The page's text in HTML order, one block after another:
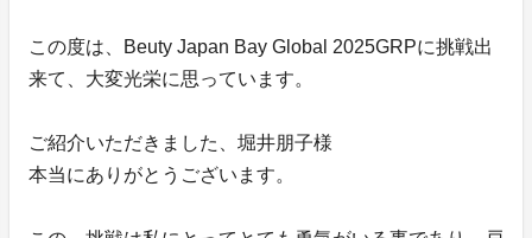
この度は、Beuty Japan Bay Global 2025GRPに挑戦出
来て、大変光栄に思っています。
ご紹介いただきました、堀井朋子様
本当にありがとうございます。